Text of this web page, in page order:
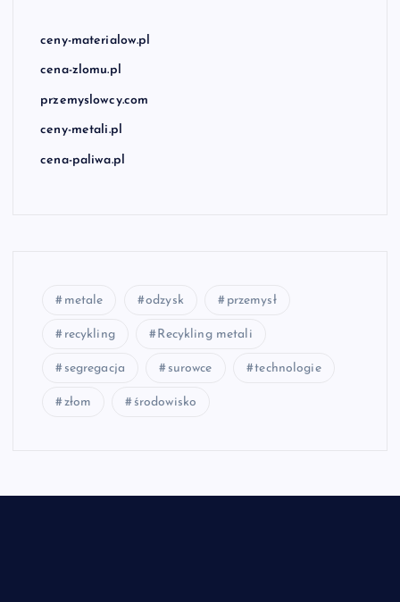
ceny-materialow.pl
cena-zlomu.pl
przemyslowcy.com
ceny-metali.pl
cena-paliwa.pl
metale odzysk przemysł
recykling Recykling metali
segregacja surowce technologie
złom środowisko